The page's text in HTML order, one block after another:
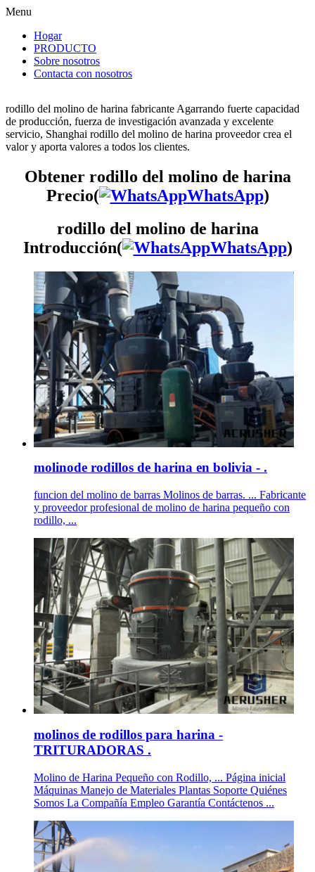
Menu
Hogar
PRODUCTO
Sobre nosotros
Contacta con nosotros
rodillo del molino de harina fabricante Agarrando fuerte capacidad
de producción, fuerza de investigación avanzada y excelente
servicio, Shanghai rodillo del molino de harina proveedor crea el
valor y aporta valores a todos los clientes.
Obtener rodillo del molino de harina
Precio(
WhatsApp)
rodillo del molino de harina
Introducción(
WhatsApp)
molinode rodillos de harina en bolivia - .
funcion del molino de barras Molinos de barras. ... Fabricante
y proveedor profesional de molino de harina pequeño con
rodillo, ...
molinos de rodillos para harina -
TRITURADORAS .
Molino de Harina Pequeño con Rodillo, ... Página inicial
Máquinas Manejo de Materiales Plantas Soporte Quiénes
Somos La Compañía Empleo Garantía Contáctenos ...